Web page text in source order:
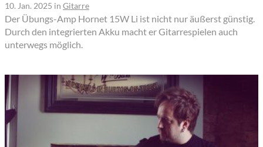
10. Jan. 2025 in Gitarre
Der Übungs-Amp Hornet 15W Li ist nicht nur äußerst günstig.
Durch den integrierten Akku macht er Gitarrespielen auch
unterwegs möglich.